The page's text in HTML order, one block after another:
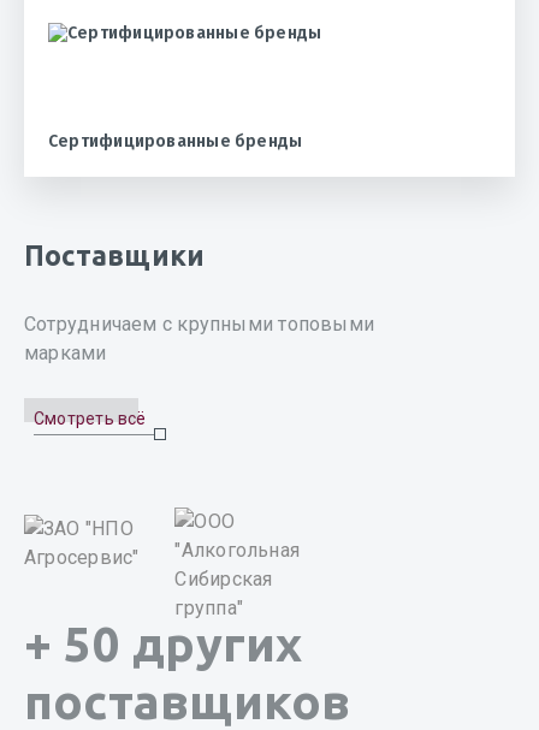
Сертифицированные бренды
Поставщики
Сотрудничаем с крупными топовыми
марками
Смотреть всё
+ 50 других
поставщиков